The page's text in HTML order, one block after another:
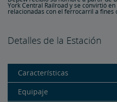
York Central Railroad y se convirtió
relacionadas con el ferrocarril a fines
Detalles de la Estación
Características
Equipaje